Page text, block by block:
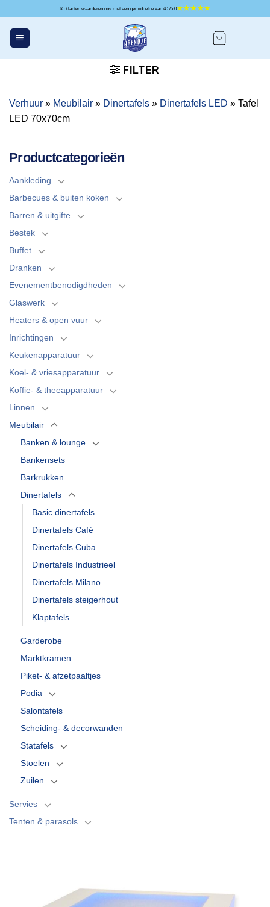
inhoud
65 klanten waarderen ons met een gemiddelde van 4.5/5.0
FILTER
Verhuur » Meubilair » Dinertafels » Dinertafels LED » Tafel
LED 70x70cm
Productcategorieën
Aankleding
Barbecues & buiten koken
Barren & uitgifte
Bestek
Buffet
Dranken
Evenementbenodigdheden
Glaswerk
Heaters & open vuur
Inrichtingen
Keukenapparatuur
Koel- & vriesapparatuur
Koffie- & theeapparatuur
Linnen
Meubilair
Banken & lounge
Bankensets
Barkrukken
Dinertafels
Basic dinertafels
Dinertafels Café
Dinertafels Cuba
Dinertafels Industrieel
Dinertafels Milano
Dinertafels steigerhout
Klaptafels
Garderobe
Marktkramen
Piket- & afzetpaaltjes
Podia
Salontafels
Scheiding- & decorwanden
Statafels
Stoelen
Zuilen
Servies
Tenten & parasols